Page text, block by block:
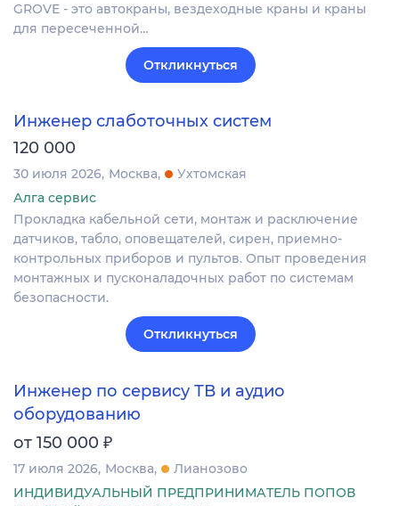
GROVE - это автокраны, вездеходные краны и краны
для пересеченной…
Откликнуться
Инженер слаботочных систем
120 000
30 июля 2026 Москва
Ухтомская
Алга сервис
Прокладка кабельной сети, монтаж и расключение
датчиков, табло, оповещателей, сирен, приемно-
контрольных приборов и пультов. Опыт проведения
монтажных и пусконаладочных работ по системам
безопасности.
Откликнуться
Инженер по сервису ТВ и аудио
оборудованию
от 150 000 ₽
17 июля 2026 Москва
Лианозово
ИНДИВИДУАЛЬНЫЙ ПРЕДПРИНИМАТЕЛЬ ПОПОВ